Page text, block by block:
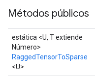
Métodos públicos
estática <U, T extiende
Número>
RaggedTensorToSparse
<U>